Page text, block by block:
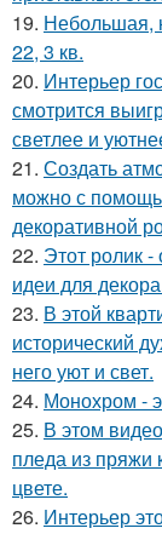
19. Небольшая,
22, 3 кв.
20. Интерьер
смотрится
светлее и
21. Создать
можно с
декоративной
22. Этот ролик -
идеи для
23. В этой
исторический
него уют и свет.
24. Монохром -
25. В этом
пледа из пряжи
цвете.
26. Интерьер